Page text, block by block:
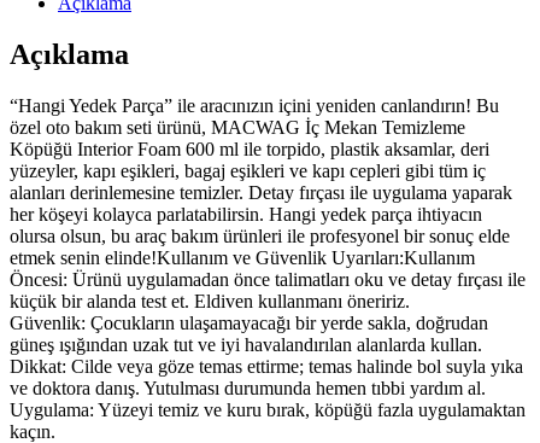
Açıklama
“Hangi Yedek Parça” ile aracınızın içini yeniden canlandırın! Bu
özel oto bakım seti ürünü, MACWAG İç Mekan Temizleme
Köpüğü Interior Foam 600 ml ile torpido, plastik aksamlar, deri
yüzeyler, kapı eşikleri, bagaj eşikleri ve kapı cepleri gibi tüm iç
alanları derinlemesine temizler. Detay fırçası ile uygulama yaparak
her köşeyi kolayca parlatabilirsin. Hangi yedek parça ihtiyacın
olursa olsun, bu araç bakım ürünleri ile profesyonel bir sonuç elde
etmek senin elinde!Kullanım ve Güvenlik Uyarıları:Kullanım
Öncesi: Ürünü uygulamadan önce talimatları oku ve detay fırçası ile
küçük bir alanda test et. Eldiven kullanmanı öneririz.
Güvenlik: Çocukların ulaşamayacağı bir yerde sakla, doğrudan
güneş ışığından uzak tut ve iyi havalandırılan alanlarda kullan.
Dikkat: Cilde veya göze temas ettirme; temas halinde bol suyla yıka
ve doktora danış. Yutulması durumunda hemen tıbbi yardım al.
Uygulama: Yüzeyi temiz ve kuru bırak, köpüğü fazla uygulamaktan
kaçın.